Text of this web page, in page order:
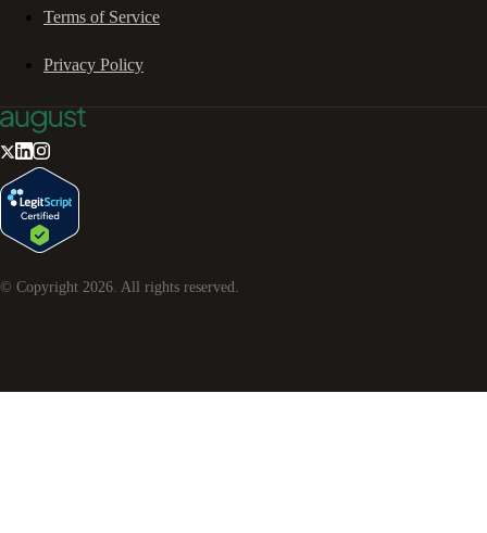
Terms of Service
Privacy Policy
© Copyright 2026. All rights reserved.